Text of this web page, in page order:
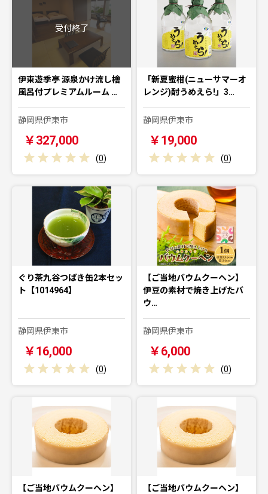
受付終了
伊東遊季亭 源泉かけ流し檜
風呂付プレミアムルーム …
静岡県伊東市
￥327,000
(0)
「新夏蜜柑(ニューサマーオ
レンジ)酎うめえら!」3…
静岡県伊東市
￥19,000
(0)
ぐり茶九谷つばき缶2本セッ
ト【1014964】
静岡県伊東市
￥16,000
(0)
【ご当地バウムクーヘン】
伊豆の素材で焼き上げたバ
ウ…
静岡県伊東市
￥6,000
(0)
【ご当地バウムクーヘン】
【ご当地バウムクーヘン】